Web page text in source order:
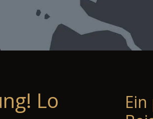
Lo